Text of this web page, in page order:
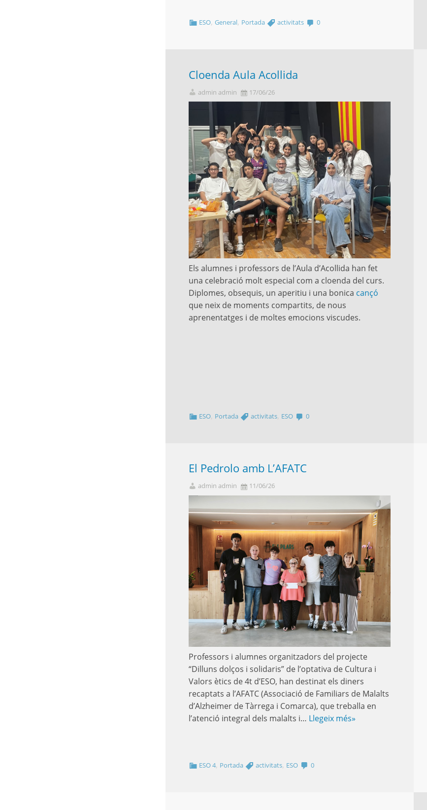
ESO,General, Portada activitats 0
Cloenda Aula Acollida
admin admin 17/06/26
Els alumnes i professors de l’Aula d’Acollida han fet
una celebració molt especial com a cloenda del curs.
Diplomes, obsequis, un aperitiu i una bonica cançó
que neix de moments compartits, de nous
aprenentatges i de moltes emocions viscudes.
ESO Portada activitats ESO 0
El Pedrolo amb L’AFATC
admin admin 11/06/26
Professors i alumnes organitzadors del projecte
“Dilluns dolços i solidaris” de l’optativa de Cultura i
Valors ètics de 4t d’ESO, han destinat els diners
recaptats a l’AFATC (Associació de Familiars de Malalts
d’Alzheimer de Tàrrega i Comarca), que treballa en
l’atenció integral dels malalts i… Llegeix més»
ESO 4, Portada activitats, ESO 0